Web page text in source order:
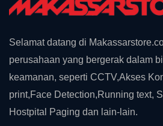
Selamat datang di
perusahaan yang bergerak dalam
keamanan, seperti CCTV,Akses
print,Face Detection,Running text,
Hostpital Paging dan lain-lain.